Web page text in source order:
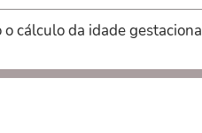
o cálculo da idade